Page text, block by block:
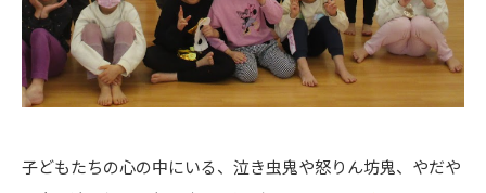
子どもたちの心の中にいる、泣き虫鬼や怒りん坊鬼、やだや